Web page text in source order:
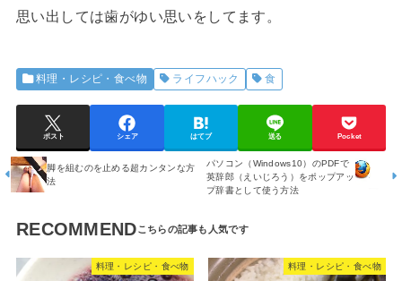
思い出しては歯がゆい思いをしてます。
料理・レシピ・食べ物 ライフハック 食
ポスト シェア はてブ 送る Pocket
脚を組むのを止める超カンタンな方
法
パソコン（Windows10）のPDFで
英辞郎（えいじろう）をポップアッ
プ辞書として使う方法
RECOMMEND
料理・レシピ・食べ物 料理・レシピ・食べ物